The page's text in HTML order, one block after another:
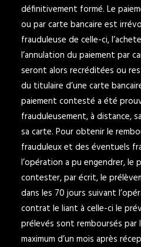
définitivement formé. Le
ou par carte bancaire est
frauduleuse de celle-ci,
l’annulation du paiement par
seront alors recréditées ou
du titulaire d’une carte
paiement contesté a été
frauduleusement, à distance,
sa carte. Pour obtenir le
frauduleux et des éventuels
l’opération a pu engendrer,
contester, par écrit, le
dans les 70 jours suivant
contrat le liant à celle-ci le
prélevés sont remboursés par
maximum d’un mois après